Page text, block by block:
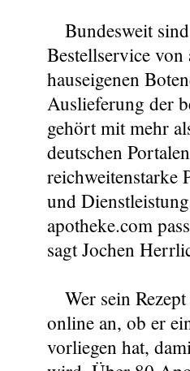
Bundesweit
Bestellservice
hauseigenen
Auslieferung der
gehört mit mehr
deutschen
reichweitenstarke
und
apotheke.com
sagt Jochen
Wer sein
online an, ob er
vorliegen hat,